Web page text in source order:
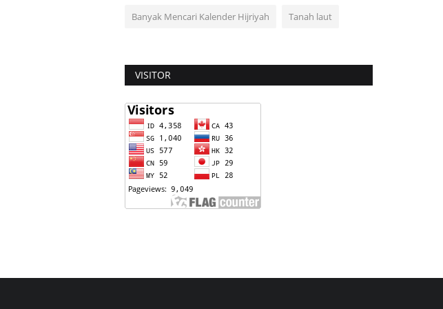
Banyak Mencari Kalender Hijriyah Tanah laut
VISITOR